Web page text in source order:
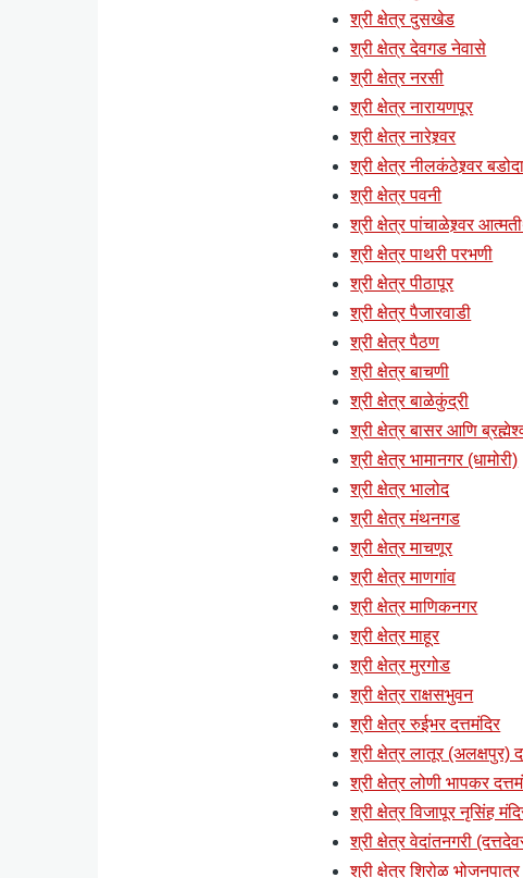
श्री क्षेत्र दुसखेड
श्री क्षेत्र देवगड नेवासे
श्री क्षेत्र नरसी
श्री क्षेत्र नारायणपूर
श्री क्षेत्र नारेश्र्वर
श्री क्षेत्र नीलकंठेश्र्वर बडोदा
श्री क्षेत्र पवनी
श्री क्षेत्र पांचाळेश्र्वर
श्री क्षेत्र पाथरी परभणी
श्री क्षेत्र पीठापूर
श्री क्षेत्र पैजारवाडी
श्री क्षेत्र पैठण
श्री क्षेत्र बाचणी
श्री क्षेत्र बाळेकुंद्री
श्री क्षेत्र बासर आणि
श्री क्षेत्र भामानगर (धामोरी)
श्री क्षेत्र भालोद
श्री क्षेत्र मंथनगड
श्री क्षेत्र माचणूर
श्री क्षेत्र माणगांव
श्री क्षेत्र माणिकनगर
श्री क्षेत्र माहूर
श्री क्षेत्र मुरगोड
श्री क्षेत्र राक्षसभुवन
श्री क्षेत्र रुईभर दत्तमंदिर
श्री क्षेत्र लातूर (अलक्षपुर)
श्री क्षेत्र लोणी भापकर
श्री क्षेत्र विजापूर नृसिंह
श्री क्षेत्र वेदांतनगरी
श्री क्षेत्र शिरोळ भोजनपात्र